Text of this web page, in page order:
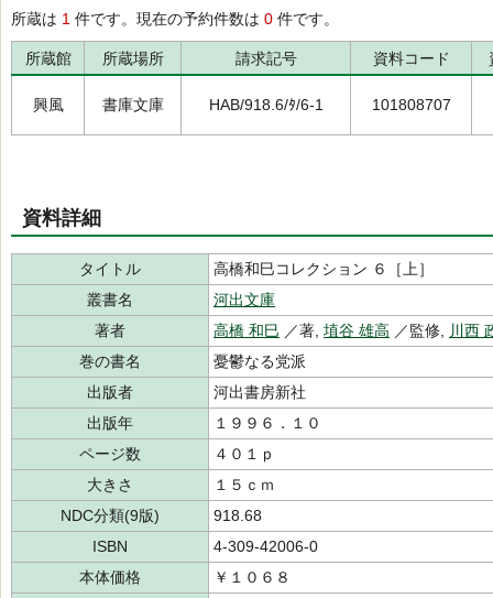
所蔵は 1 件です。現在の予約件数は 0 件です。
所蔵館 所蔵場所 請求記号 資料コード
興風 書庫文庫 HAB/918.6/ﾀ/6-1 101808707
資料詳細
タイトル
高橋和巳コレクション ６［上］
叢書名
河出文庫
著者
高橋 和巳 ／著, 埴谷 雄高 ／監修,
川西
巻の書名
憂鬱なる党派
出版者
河出書房新社
出版年
１９９６．１０
ページ数
４０１ｐ
大きさ
１５ｃｍ
NDC分類(9版)
918.68
ISBN
4-309-42006-0
本体価格
￥１０６８